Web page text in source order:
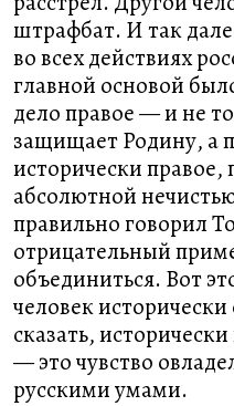
штрафбат. И так
во всех действиях
главной основой
дело правое — и не
защищает Родину, а
исторически правое,
абсолютной
правильно говорил
отрицательный
объединиться. Вот
человек
сказать,
— это чувство
русскими умами.